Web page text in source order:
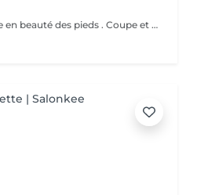
Cette pédicure est une mise en beauté des pieds . Coupe et limage des ongles , nettoyage des replis péri-unguéaux et hydratation. (Sans durillons, ni ongles incarnés, ni corps...)